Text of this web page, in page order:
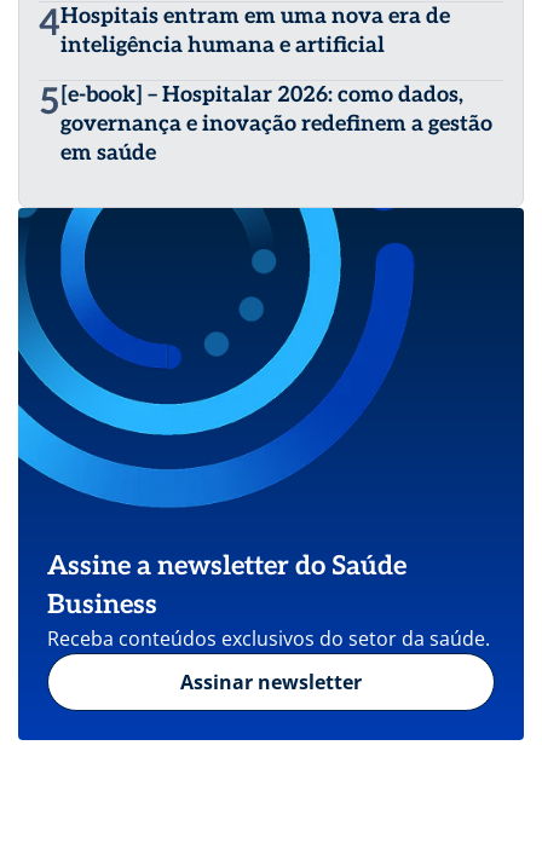
4Hospitais entram em uma nova era de
inteligência humana e artificial
5 [e-book] – Hospitalar 2026: como dados,
governança e inovação redefinem a gestão
em saúde
Assine a newsletter do Saúde
Business
Receba conteúdos exclusivos do setor da saúde.
Assinar newsletter